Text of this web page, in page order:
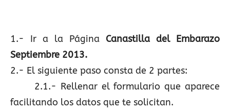
1.- Ir a la Página Canastilla del Embarazo
Septiembre 2013.
2.- El siguiente paso consta de 2 partes:
2.1.- Rellenar el formulario que aparece
facilitando los datos que te solicitan.